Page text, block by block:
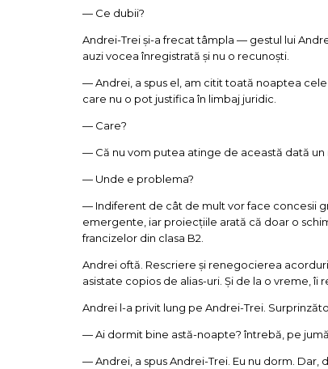
— Ce dubii?
Andrei-Trei și-a frecat tâmpla — gestul lui
auzi vocea înregistrată și nu o recunoști.
— Andrei, a spus el, am citit toată noaptea
care nu o pot justifica în limbaj juridic.
— Care?
— Că nu vom putea atinge de această dată un
— Unde e problema?
— Indiferent de cât de mult vor face concesii
emergente, iar proiecțiile arată că doar o
francizelor din clasa B2.
Andrei oftă. Rescriere și renegocierea
asistate copios de alias-uri. Și de la o vreme, îi
Andrei l-a privit lung pe Andrei-Trei.
— Ai dormit bine astă-noapte? întrebă, pe
— Andrei, a spus Andrei-Trei. Eu nu dorm. Dar,